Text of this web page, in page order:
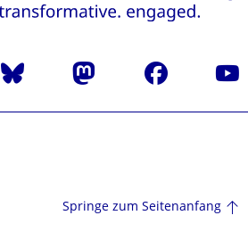
Bluesky Mastodon Facebook
Springe zum Seitenanfang